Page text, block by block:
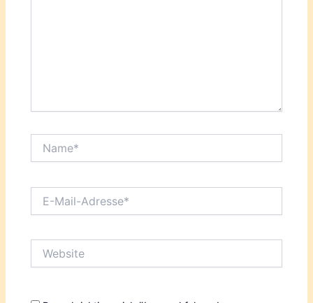
Mail-